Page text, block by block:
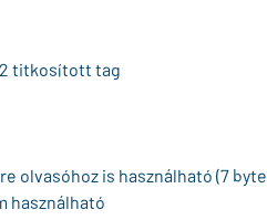
titkosított tag
olvasóhoz is használható (7 byte
használható